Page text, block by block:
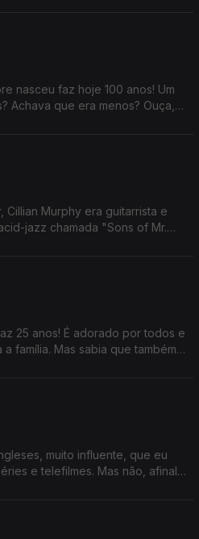
nasceu faz hoje 100 anos! Um
Achava que era menos? Ouça,
Cillian Murphy era guitarrista e
jazz chamada "Sons of Mr.
25 anos! É adorado por todos e
família. Mas sabia que também
muito influente, que eu
e telefilmes. Mas não, afinal